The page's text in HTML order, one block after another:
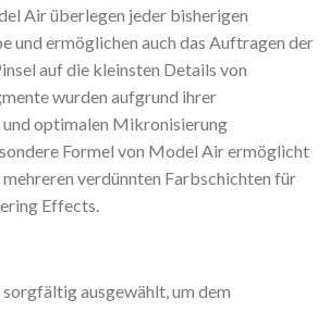
Air überlegen jeder bisherigen
und ermöglichen auch das Auftragen der
auf die kleinsten Details von
wurden aufgrund ihrer
optimalen Mikronisierung
Formel von Model Air ermöglicht
verdünnten Farbschichten für
Effects.
ausgewählt, um dem